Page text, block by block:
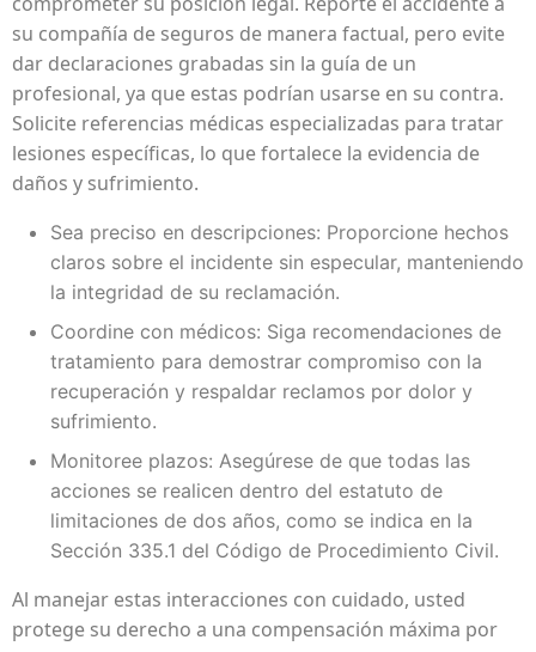
su compañía de seguros de manera factual, pero evite
dar declaraciones grabadas sin la guía de un
profesional, ya que estas podrían usarse en su contra.
Solicite referencias médicas especializadas para tratar
lesiones específicas, lo que fortalece la evidencia de
daños y sufrimiento.
Sea preciso en descripciones: Proporcione hechos
claros sobre el incidente sin especular, manteniendo
la integridad de su reclamación.
Coordine con médicos: Siga recomendaciones de
tratamiento para demostrar compromiso con la
recuperación y respaldar reclamos por dolor y
sufrimiento.
Monitoree plazos: Asegúrese de que todas las
acciones se realicen dentro del estatuto de
limitaciones de dos años, como se indica en la
Sección 335.1 del Código de Procedimiento Civil.
Al manejar estas interacciones con cuidado, usted
protege su derecho a una compensación máxima por